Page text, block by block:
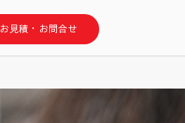
お見積・お問合せ